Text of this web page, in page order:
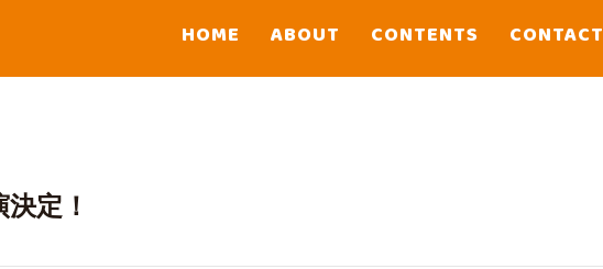
HOME ABOUT CONTENTS CONTACT
定！